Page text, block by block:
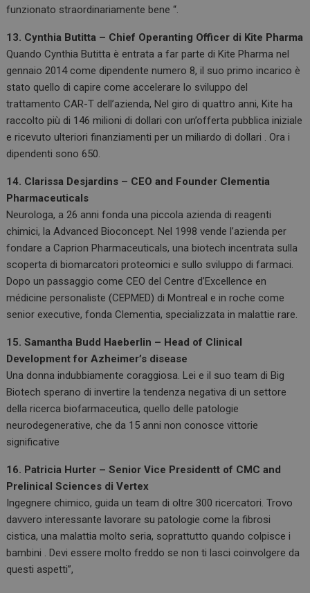
funzionato straordinariamente bene “.
13. Cynthia Butitta – Chief Operanting Officer di Kite Pharma
Quando Cynthia Butitta è entrata a far parte di Kite Pharma nel
gennaio 2014 come dipendente numero 8, il suo primo incarico è
stato quello di capire come accelerare lo sviluppo del
trattamento CAR-T dell’azienda, Nel giro di quattro anni, Kite ha
raccolto più di 146 milioni di dollari con un’offerta pubblica iniziale
e ricevuto ulteriori finanziamenti per un miliardo di dollari . Ora i
dipendenti sono 650.
14. Clarissa Desjardins – CEO and Founder Clementia
Pharmaceuticals
Neurologa, a 26 anni fonda una piccola azienda di reagenti
chimici, la Advanced Bioconcept. Nel 1998 vende l’azienda per
fondare a Caprion Pharmaceuticals, una biotech incentrata sulla
scoperta di biomarcatori proteomici e sullo sviluppo di farmaci.
Dopo un passaggio come CEO del Centre d’Excellence en
médicine personaliste (CEPMED) di Montreal e in roche come
senior executive, fonda Clementia, specializzata in malattie rare.
15. Samantha Budd Haeberlin – Head of Clinical
Development for Azheimer’s disease
Una donna indubbiamente coraggiosa. Lei e il suo team di Big
Biotech sperano di invertire la tendenza negativa di un settore
della ricerca biofarmaceutica, quello delle patologie
neurodegenerative, che da 15 anni non conosce vittorie
significative
16. Patricia Hurter – Senior Vice Presidentt of CMC and
Prelinical Sciences di Vertex
Ingegnere chimico, guida un team di oltre 300 ricercatori. Trovo
davvero interessante lavorare su patologie come la fibrosi
cistica, una malattia molto seria, soprattutto quando colpisce i
bambini . Devi essere molto freddo se non ti lasci coinvolgere da
questi aspetti”,